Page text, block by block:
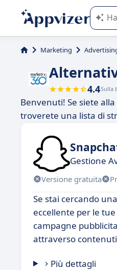
L'IA
Marketing
4.4Sulla
Benvenuti! Se siete
troverete una lista di
Gestione
Versione gratuita
Se stai cercando
eccellente per le
campagne
attraverso
Più dettagli